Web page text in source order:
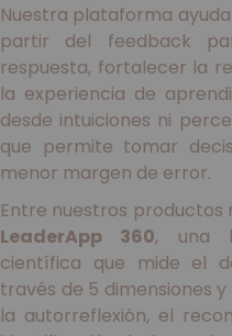
Nuestra plataforma
partir del feedback
respuesta, fortalecer la
la experiencia de
desde intuiciones ni
que permite tomar
menor margen de error.
Entre nuestros
LeaderApp 360, una
científica que mide el
través de 5 dimensiones
la autorreflexión, el